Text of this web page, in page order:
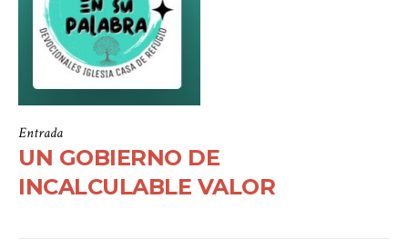
Entrada
UN GOBIERNO DE
INCALCULABLE VALOR